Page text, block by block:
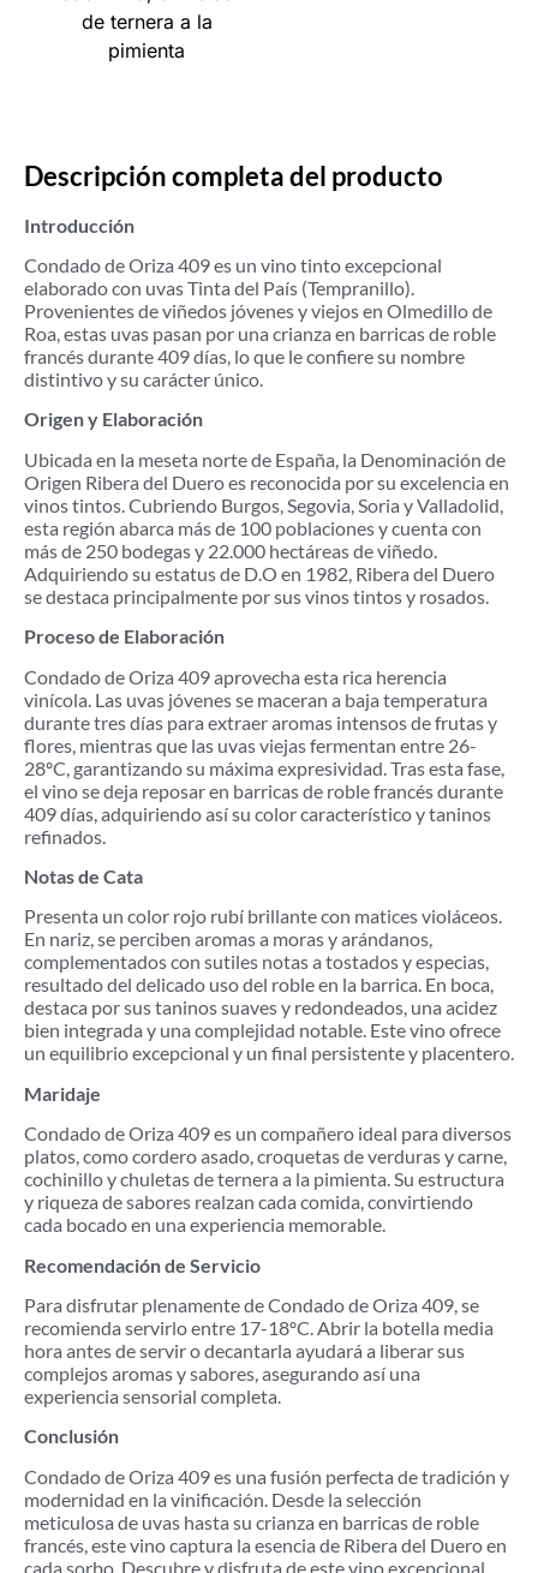
de ternera a la
pimienta
Descripción completa del producto
Introducción
Condado de Oriza 409 es un vino tinto excepcional
elaborado con uvas Tinta del País (Tempranillo).
Provenientes de viñedos jóvenes y viejos en Olmedillo de
Roa, estas uvas pasan por una crianza en barricas de roble
francés durante 409 días, lo que le confiere su nombre
distintivo y su carácter único.
Origen y Elaboración
Ubicada en la meseta norte de España, la Denominación de
Origen Ribera del Duero es reconocida por su excelencia en
vinos tintos. Cubriendo Burgos, Segovia, Soria y Valladolid,
esta región abarca más de 100 poblaciones y cuenta con
más de 250 bodegas y 22.000 hectáreas de viñedo.
Adquiriendo su estatus de D.O en 1982, Ribera del Duero
se destaca principalmente por sus vinos tintos y rosados.
Proceso de Elaboración
Condado de Oriza 409 aprovecha esta rica herencia
vinícola. Las uvas jóvenes se maceran a baja temperatura
durante tres días para extraer aromas intensos de frutas y
flores, mientras que las uvas viejas fermentan entre 26-
28ºC, garantizando su máxima expresividad. Tras esta fase,
el vino se deja reposar en barricas de roble francés durante
409 días, adquiriendo así su color característico y taninos
refinados.
Notas de Cata
Presenta un color rojo rubí brillante con matices violáceos.
En nariz, se perciben aromas a moras y arándanos,
complementados con sutiles notas a tostados y especias,
resultado del delicado uso del roble en la barrica. En boca,
destaca por sus taninos suaves y redondeados, una acidez
bien integrada y una complejidad notable. Este vino ofrece
un equilibrio excepcional y un final persistente y placentero.
Maridaje
Condado de Oriza 409 es un compañero ideal para diversos
platos, como cordero asado, croquetas de verduras y carne,
cochinillo y chuletas de ternera a la pimienta. Su estructura
y riqueza de sabores realzan cada comida, convirtiendo
cada bocado en una experiencia memorable.
Recomendación de Servicio
Para disfrutar plenamente de Condado de Oriza 409, se
recomienda servirlo entre 17-18ºC. Abrir la botella media
hora antes de servir o decantarla ayudará a liberar sus
complejos aromas y sabores, asegurando así una
experiencia sensorial completa.
Conclusión
Condado de Oriza 409 es una fusión perfecta de tradición y
modernidad en la vinificación. Desde la selección
meticulosa de uvas hasta su crianza en barricas de roble
francés, este vino captura la esencia de Ribera del Duero en
cada sorbo. Descubre y disfruta de este vino excepcional